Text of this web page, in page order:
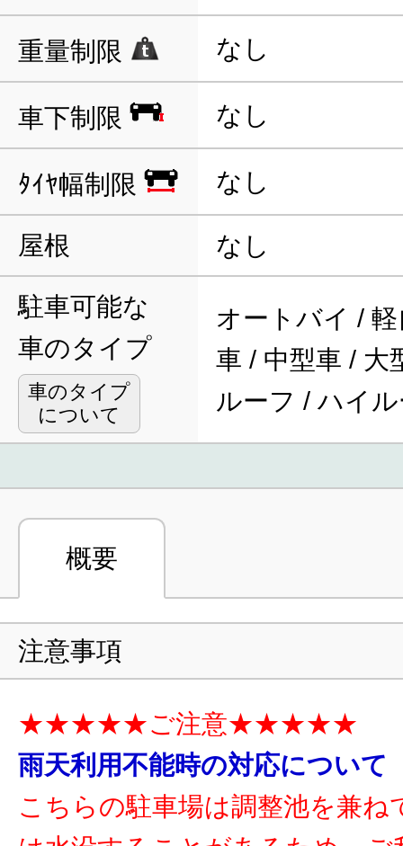
重量制限 なし
車下制限 なし
ﾀｲﾔ幅制限 なし
屋根 なし
駐車可能な
車のタイプ
車のタイプ
について
オートバイ /
車 / 中型車 / 大
ルーフ / ハイ
概要
注意事項
★★★★★ご注意★★★★★
雨天利用不能時の対応について
こちらの駐車場は調整池を兼ね